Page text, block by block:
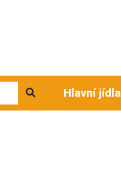
Hlavní jídla